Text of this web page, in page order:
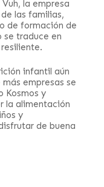
la empresa
las familias,
de formación de
se traduce en
infantil aún
empresas se
Kosmos y
la alimentación
y
de buena